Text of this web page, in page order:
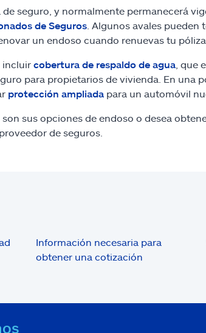
seguro, y normalmente permanecerá
de Seguros. Algunos avales pueden
un endoso cuando renuevas tu póliza.
incluir cobertura de respaldo de agua, que
para propietarios de vivienda. En una
protección ampliadapara un automóvil
sus opciones de endoso o desea
de seguros.
Información necesaria para
obtener una cotización